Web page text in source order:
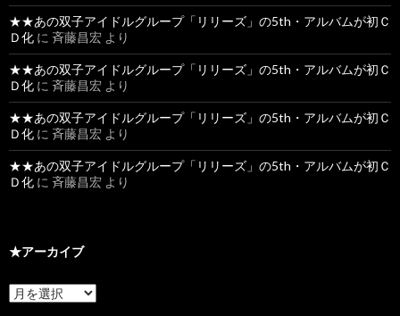
★★あの双子アイドルグループ「リリーズ」の5th・アルバムが初Ｃ
Ｄ化 に 斉藤昌宏 より
★★あの双子アイドルグループ「リリーズ」の5th・アルバムが初Ｃ
Ｄ化 に 斉藤昌宏 より
★★あの双子アイドルグループ「リリーズ」の5th・アルバムが初Ｃ
Ｄ化 に 斉藤昌宏 より
★★あの双子アイドルグループ「リリーズ」の5th・アルバムが初Ｃ
Ｄ化 に 斉藤昌宏 より
★アーカイブ
★
ア